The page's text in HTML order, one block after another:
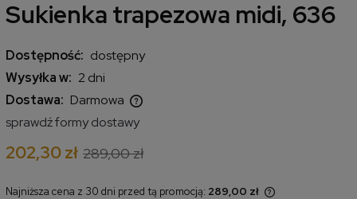
Sukienka trapezowa midi, 636
Dostępność: dostępny
Wysyłka w: 2 dni
Dostawa: Darmowa
Cena nie zawiera ewentualnych kosztów płatności
sprawdź formy dostawy
202,30 zł 289,00 zł
Najniższa cena z 30 dni przed tą promocją: 289,00 zł